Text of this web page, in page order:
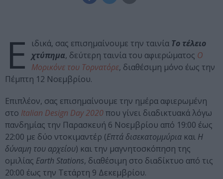
Ε ιδικά, σας επισημαίνουμε την ταινία Το τέλειο
χτύπημα, δεύτερη ταινία του αφιερώματος Ο
Μορικόνε του Τορνατόρε, διαθέσιμη μόνο έως την
Πέμπτη 12 Νοεμβρίου.
Επιπλέον, σας επισημαίνουμε την ημέρα αφιερωμένη
στο Italian Design Day 2020που γίνει διαδικτυακά λόγω
πανδημίας την Παρασκευή 6 Νοεμβρίου από 19:00 έως
22:00 με δύο ντοκιμαντέρ (Επτά δισεκατομμύρια και Η
δύναμη του αρχείου) και την μαγνητοσκόπηση της
ομιλίας Earth Stations, διαθέσιμη στο διαδίκτυο από τις
20:00 έως την Τετάρτη 9 Δεκεμβρίου.